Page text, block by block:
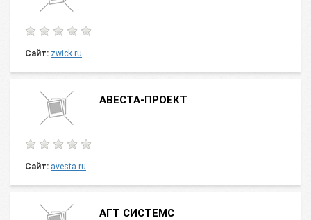
Сайт: zwick.ru
АВЕСТА-ПРОЕКТ
Сайт: avesta.ru
АГТ СИСТЕМС